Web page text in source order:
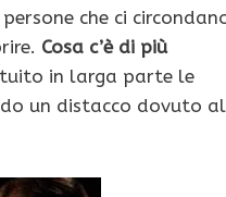
che ci
Cosa c’è di più
in larga parte le
un distacco dovuto al